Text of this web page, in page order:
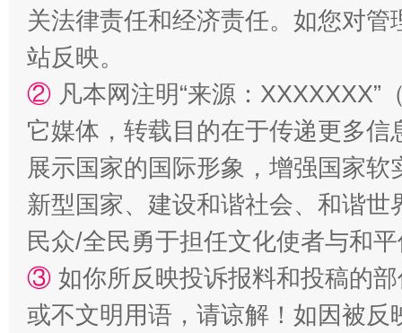
漫山遍野的桃花与雪山、麦地、白藏房 除
关法律责任和经济责任。如您对
站反映。
② 凡本网注明“来源：
它媒体，转载目的在于传递更多
展示国家的国际形象，增强国家
新型国家、建设和谐社会、和谐
民众/全民勇于担任文化使者与和
③ 如你所反映投诉报料和投稿的
或不文明用语，请谅解！如因被